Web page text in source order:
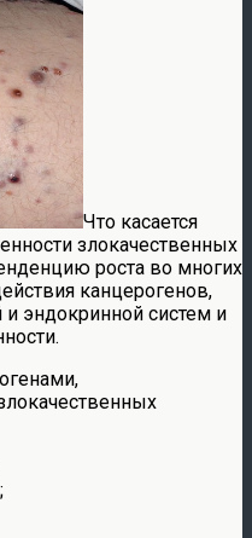
Что касается
злокачественных
роста во многих
канцерогенов,
эндокринной систем и